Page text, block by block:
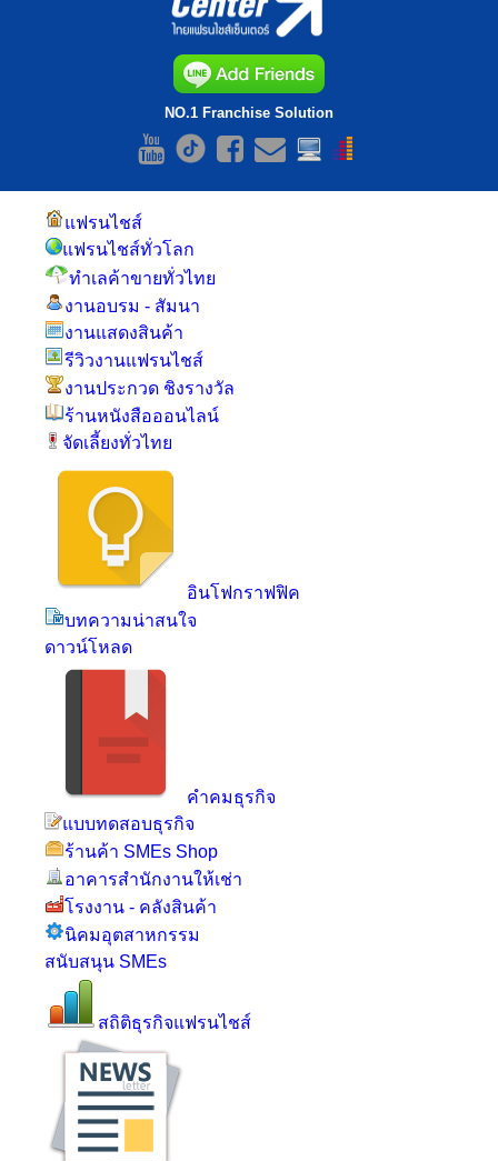
NO.1 Franchise Solution
แฟรนไชส์
แฟรนไชส์ทั่วโลก
ทำเลค้าขายทั่วไทย
งานอบรม - สัมนา
งานแสดงสินค้า
รีวิวงานแฟรนไชส์
งานประกวด ชิงรางวัล
ร้านหนังสือออนไลน์
จัดเลี้ยงทั่วไทย
อินโฟกราฟฟิค
บทความน่าสนใจ
ดาวน์โหลด
คำคมธุรกิจ
แบบทดสอบธุรกิจ
ร้านค้า SMEs Shop
อาคารสำนักงานให้เช่า
โรงงาน - คลังสินค้า
นิคมอุตสาหกรรม
สนับสนุน SMEs
สถิติธุรกิจแฟรนไชส์